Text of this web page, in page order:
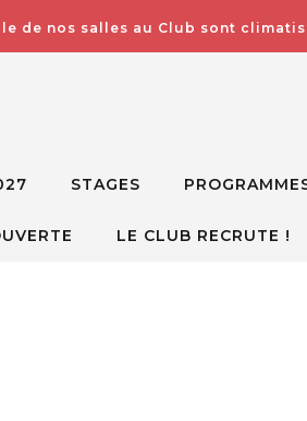
de nos salles au Club sont
STAGES
LE CLUB RECRUTE !